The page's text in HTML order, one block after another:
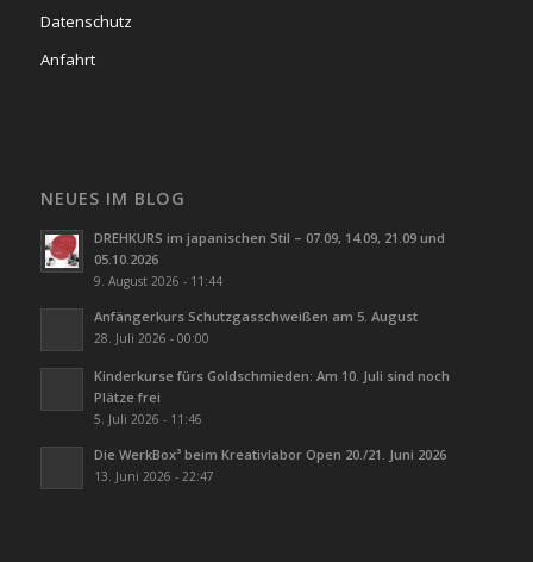
Datenschutz
Anfahrt
NEUES IM BLOG
DREHKURS im japanischen Stil – 07.09, 14.09, 21.09 und
05.10.2026
9. August 2026 - 11:44
Anfängerkurs Schutzgasschweißen am 5. August
28. Juli 2026 - 00:00
Kinderkurse fürs Goldschmieden: Am 10. Juli sind noch
Plätze frei
5. Juli 2026 - 11:46
Die WerkBox³ beim Kreativlabor Open 20./21. Juni 2026
13. Juni 2026 - 22:47